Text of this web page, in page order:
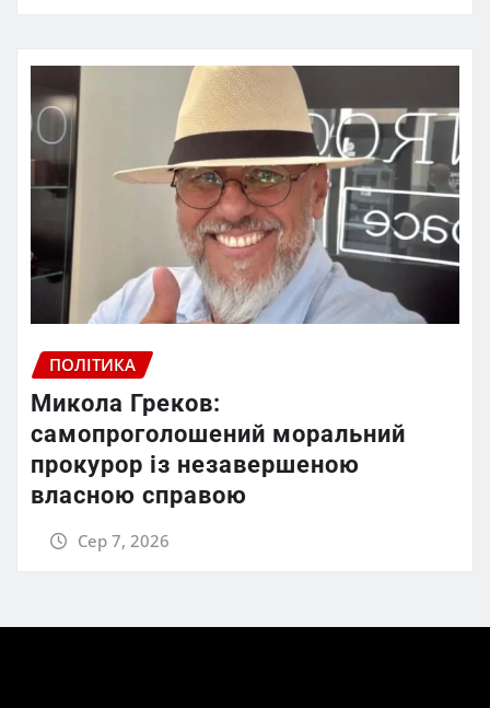
ПОЛІТИКА
Микола Греков:
самопроголошений моральний
прокурор із незавершеною
власною справою
Сер 7, 2026